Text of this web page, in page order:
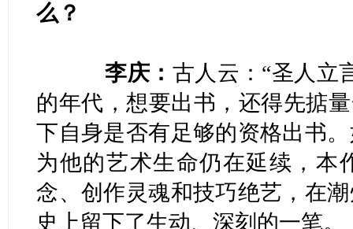
么？
李庆： 古人云：“圣人立
的年代，想要出书，还得先掂
下自身是否有足够的资格出书
为他的艺术生命仍在延续，本
念、创作灵魂和技巧绝艺，在
史上留下了生动、深刻的一笔。